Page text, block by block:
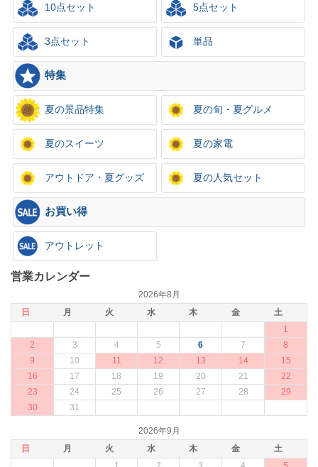
10点セット 5点セット
3点セット 単品
特集
夏の景品特集 夏の旬・夏グルメ
夏のスイーツ 夏の家電
アウトドア・夏グッズ 夏の人気セット
お買い得
アウトレット
営業カレンダー
2026年8月
日
月 火 水 木 金
土
1
2
3 4 5 6 7
8
9
10 11 12 13 14
15
16
17 18 19 20 21
22
23
24 25 26 27 28
29
30
31
2026年9月
日
月 火 水 木 金
土